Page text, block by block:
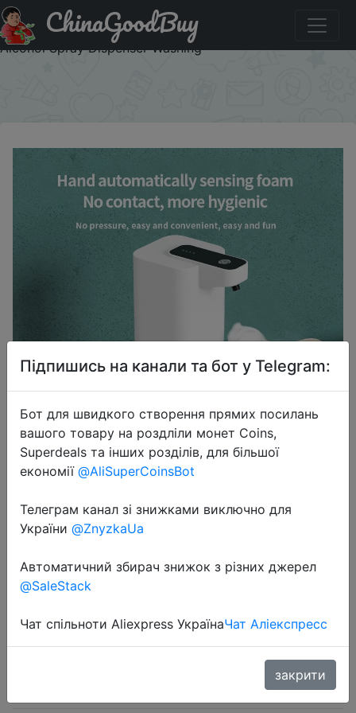
Придбати Automatic Inductive Soap Dispenser Foam
Washing Phone Smart Hand Washing Soap Dispenser
Alcohol Spray Dispenser Washing
ChinaGoodBuy
2023-07-25
Foam Washing Phone Smart Hand
Washing Soap Dispenser Alcohol
Spray Dispenser Washing
$6.07
Підпишись на канали та бот у Telegram:
Бот для швидкого створення прямих посилань
вашого товару на роздліли монет Coins,
Superdeals та інших розділів, для більшої
економії @AliSuperCoinsBot
Телеграм канал зі знижками виключно для
України @ZnyzkaUa
Автоматичний збирач знижок з різних джерел
@SaleStack
Чат спільноти Aliexpress УкраїнаЧат Аліекспресс
закрити